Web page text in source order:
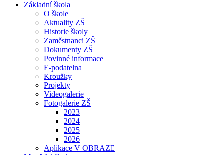
Základní škola
O škole
Aktuality ZŠ
Historie školy
Zaměstnanci ZŠ
Dokumenty ZŠ
Povinné informace
E-podatelna
Kroužky
Projekty
Videogalerie
Fotogalerie ZŠ
2023
2024
2025
2026
Aplikace V OBRAZE